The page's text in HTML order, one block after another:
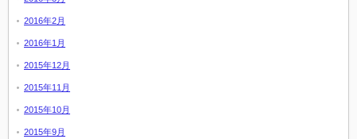
2016年2月
2016年1月
2015年12月
2015年11月
2015年10月
2015年9月